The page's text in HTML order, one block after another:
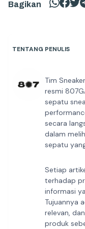
Bagikan
TENTANG PENULIS
Tim
resmi
sepatu
secara
dalam
sepatu
Setiap
terhadap
informasi
Tujuannya
relevan,
produk